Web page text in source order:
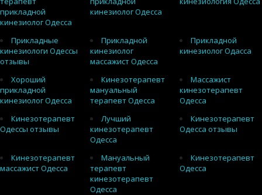
прикладной
кинезиолог Одесса
кинезиолог Одесса
Прикладные
кинезиологи Одессы
отзывы
Прикладной
кинезиолог
массажист Одесса
Прикладной
кинезиолог Одасса
Хороший
прикладной
кинезиолог Одесса
Кинезотерапевт
мануальный
терапевт Одесса
Массажист
кинезотерапевт
Одесса
Кинезотерапевт
Одессы отзывы
Лучший
кинезотерапевт
Одесса
Кинезотерапевт
Одесса отзывы
Кинезотерапевт
массажист Одесса
Мануальный
терапевт
кинезотерапевт
Одесса
Кинезотерапевт
Одесса